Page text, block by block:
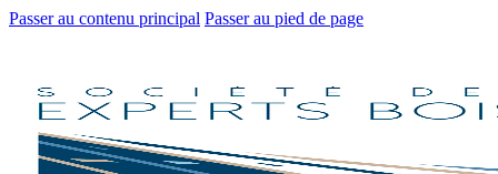
Passer au contenu principal Passer au pied de page